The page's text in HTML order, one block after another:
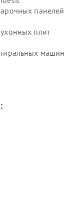
панелей
плит
машин